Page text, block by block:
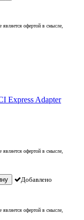
является офертой в смысле,
Express Adapter
является офертой в смысле,
Добавлено
является офертой в смысле,